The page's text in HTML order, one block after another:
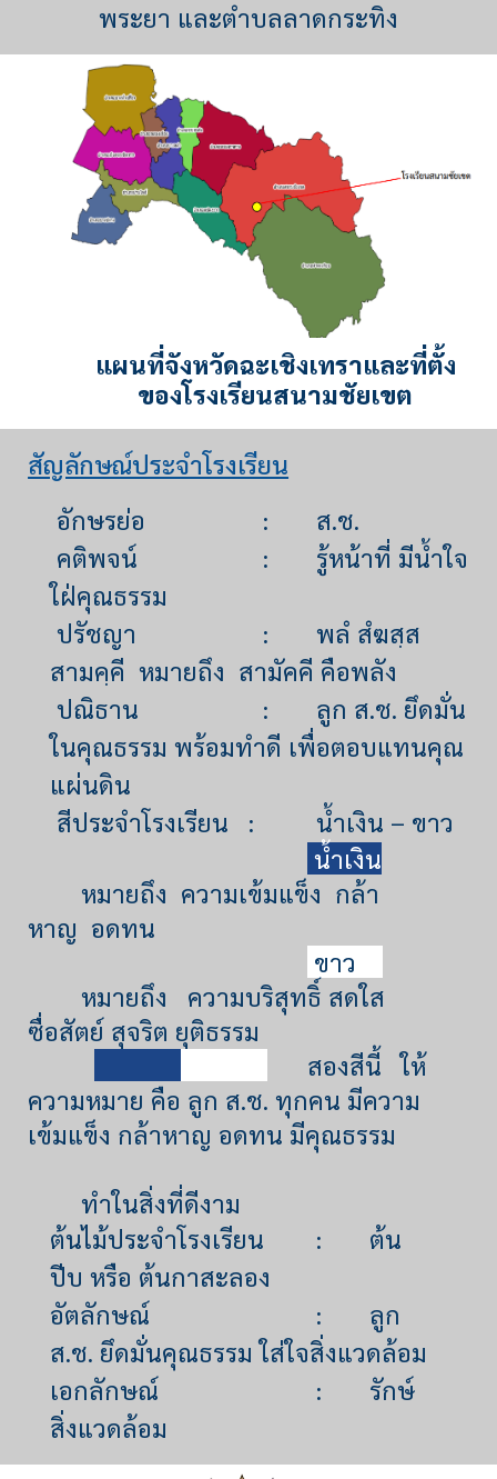
พระยา และตำบลลาดกระทิง
แผนที่จังหวัดฉะเชิงเทราและที่ตั้ง
ของโรงเรียนสนามชัยเขต
สัญลักษณ์ประจำโรงเรียน
อักษรย่อ
:
ส.ช.
คติพจน์
:
รู้หน้าที่ มีน้ำใจ
ใฝ่คุณธรรม
ปรัชญา
:
พลํ สํฆสฺส
สามคฺคี หมายถึง สามัคคี คือพลัง
ปณิธาน
:
ลูก ส.ช. ยึดมั่น
ในคุณธรรม พร้อมทำดี เพื่อตอบแทนคุณ
แผ่นดิน
สีประจำโรงเรียน :
น้ำเงิน – ขาว
น้ำเงิน
หมายถึง ความเข้มแข็ง กล้า
หาญ อดทน
ขาว
หมายถึง ความบริสุทธิ์ สดใส
ซื่อสัตย์ สุจริต ยุติธรรม
สองสีนี้
ให้
ความหมาย คือ ลูก ส.ช. ทุกคน มีความ
เข้มแข็ง กล้าหาญ อดทน มีคุณธรรม
ทำในสิ่งที่ดีงาม
ต้นไม้ประจำโรงเรียน
:
ต้น
ปีบ หรือ ต้นกาสะลอง
อัตลักษณ์
:
ลูก
ส.ช. ยึดมั่นคุณธรรม ใส่ใจสิ่งแวดล้อม
เอกลักษณ์
:
รักษ์
สิ่งแวดล้อม